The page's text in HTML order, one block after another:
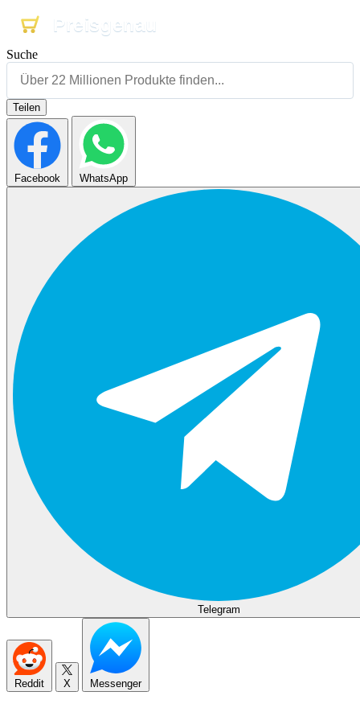
Preisgenau
Preisgenau
Preisgenau
Suche
Teilen
Facebook WhatsApp
Telegram
Reddit X Messenger